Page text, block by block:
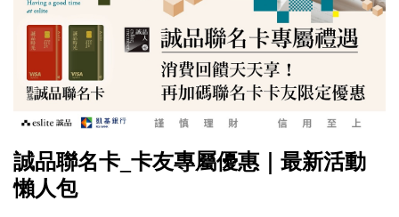
誠品聯名卡_卡友專屬優惠｜最新活動
懶人包